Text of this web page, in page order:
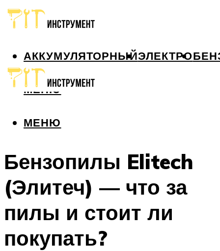
АККУМУЛЯТОРНЫЙЭЛЕКТРО
МЕНЮ
МЕНЮ
Бензопилы Elitech
(Элитеч) — что за
пилы и стоит ли
покупать?